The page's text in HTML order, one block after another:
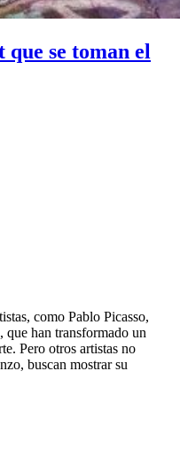
que se toman el
como Pablo Picasso,
han transformado un
Pero otros artistas no
buscan mostrar su